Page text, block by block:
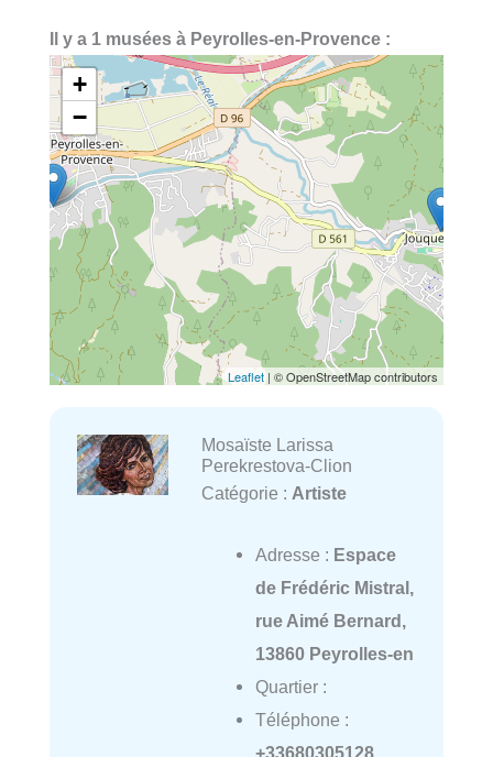
Il y a 1 musées à Peyrolles-en-Provence :
+
−
Leaflet | © OpenStreetMap contributors
Mosaïste Larissa
Perekrestova-Clion
Catégorie : Artiste
Adresse : Espace
de Frédéric Mistral,
rue Aimé Bernard,
13860 Peyrolles-en
Quartier :
Téléphone :